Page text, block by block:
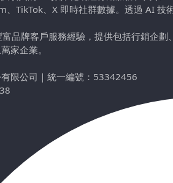
、TikTok、X 即時社群數據。透過 AI
品牌客戶服務經驗，提供包括行銷企
家企業。
限公司 ｜ 統一編號：53342456